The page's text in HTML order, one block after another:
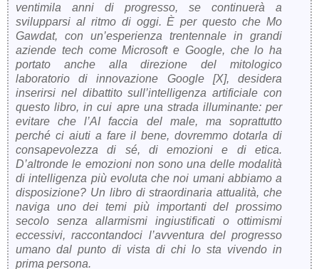
ventimila anni di progresso, se continuerà a
svilupparsi al ritmo di oggi. È per questo che Mo
Gawdat, con un’esperienza trentennale in grandi
aziende tech come Microsoft e Google, che lo ha
portato anche alla direzione del mitologico
laboratorio di innovazione Google [X], desidera
inserirsi nel dibattito sull’intelligenza artificiale con
questo libro, in cui apre una strada illuminante: per
evitare che l’AI faccia del male, ma soprattutto
perché ci aiuti a fare il bene, dovremmo dotarla di
consapevolezza di sé, di emozioni e di etica.
D’altronde le emozioni non sono una delle modalità
di intelligenza più evoluta che noi umani abbiamo a
disposizione? Un libro di straordinaria attualità, che
naviga uno dei temi più importanti del prossimo
secolo senza allarmismi ingiustificati o ottimismi
eccessivi, raccontandoci l’avventura del progresso
umano dal punto di vista di chi lo sta vivendo in
prima persona.